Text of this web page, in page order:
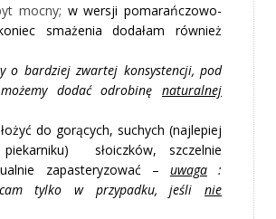
mocny; w wersji pomarańczowo-
smażenia dodałam również
o bardziej zwartej konsystencji, pod
dodać odrobinę naturalnej
do gorących, suchych (najlepiej
słoiczków, szczelnie
zapasteryzować – uwaga:
tylko w przypadku, jeśli nie